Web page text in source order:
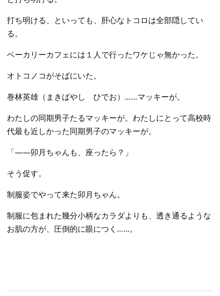
打ち明ける、といっても、肝心なトコロは全部隠してい
る。
ベーカリーカフェには１人で行ったワケじゃ無かった。
オトコノコがそばにいた。
巻林英雄（まきばやし ひでお）……マッキーが。
わたしの同期男子たるマッキーが。わたしにとって高校時
代最も近しかった同期男子のマッキーが。
「――卯月ちゃんも、座ったら？」
そう促す。
制服姿でやって来た卯月ちゃん。
制服に包まれた幾分小柄なカラダよりも、透き通るような
お肌の方が、圧倒的に眼につく……。